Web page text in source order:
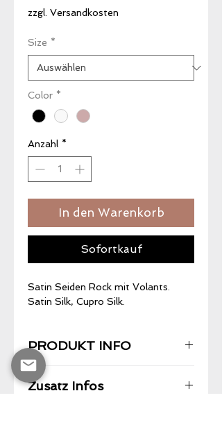
zzgl. Versandkosten
Size *
Color *
Anzahl *
In den Warenkorb
Sofortkauf
Satin Seiden Rock mit Volants.
Satin Silk, Cupro Silk.
PRODUKT INFO
Zusatz Infos